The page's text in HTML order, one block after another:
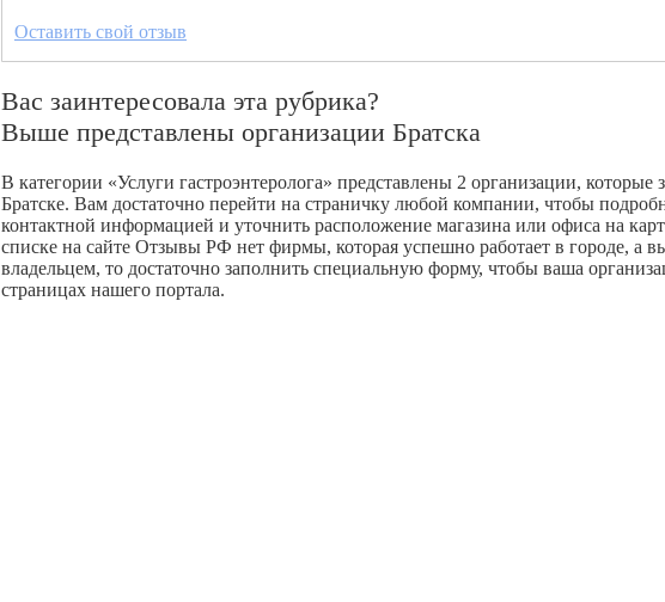
Оставить свой отзыв
Вас заинтересовала эта рубрика?
Выше представлены организации Братска
В категории «Услуги гастроэнтеролога» представлены 2 организации, которые
Братске. Вам достаточно перейти на страничку любой компании, чтобы
контактной информацией и уточнить расположение магазина или офиса на
списке на сайте Отзывы РФ нет фирмы, которая успешно работает в городе, а вы
владельцем, то достаточно заполнить специальную форму, чтобы ваша
страницах нашего портала.